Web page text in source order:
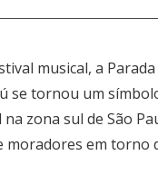
musical, a Parada
se tornou um
zona sul de São
moradores em torno